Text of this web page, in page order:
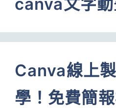
canva文字
Canva線上
學！免費簡